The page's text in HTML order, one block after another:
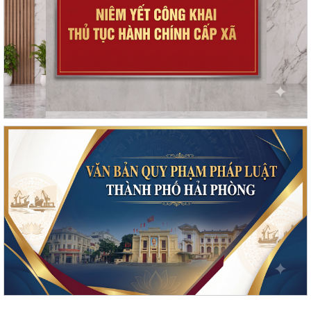
Triển khai công tác trật tự ATGT trong các cơ sở giáo dục năm học
2026-2027
Kế hoạch thực hiện Nghị quyết số 11-NQ/TU, ngày 15/7/2026 của Ban
Chấp hành Đảng bộ thành phố về...
Tăng cường công tác đấu tranh, ngăn chặn hoạt động săn bắt, buôn
bán trái phép chim hoang dã,...
Thông báo phun trừ sâu cuốn lá nhỏ lứa 5 gây hại lúa vụ Mùa năm
2026
Thông báo về việc công bố công khai thủ tục hành chính ban hành
mới, được sửa đổi, bổ sung thuộc...
Phối hợp triển khai các hoạt động trước khi ngừng hoạt động mạng